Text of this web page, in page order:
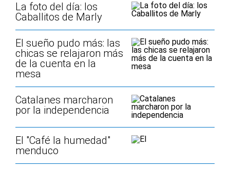
La foto del día: los
Caballitos de Marly
El sueño pudo más: las
chicas se relajaron más
de la cuenta en la
mesa
Catalanes marcharon
por la independencia
El "Café la humedad"
menduco